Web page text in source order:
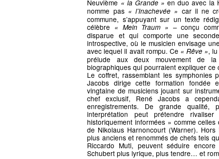
Neuvième « la Grande » en duo avec la
nomme pas « l’Inachevée » car il ne
commune, s’appuyant sur un texte
célèbre « Mein Traum » – conçu
disparue et qui comporte une
introspective, où le musicien envisage
avec lequel il avait rompu. Ce « Rêve »,
prélude aux deux mouvement de
biographiques qui pourraient expliquer
Le coffret, rassemblant les symphonies
Jacobs dirige cette formation fondée
vingtaine de musiciens jouant sur
chef exclusif, René Jacobs a
enregistrements. De grande qualité,
interprétation peut prétendre
historiquement informées » comme
de Nikolaus Harnoncourt (Warner).
plus anciens et renommés de chefs tels
Riccardo Muti, peuvent séduire
Schubert plus lyrique, plus tendre… et